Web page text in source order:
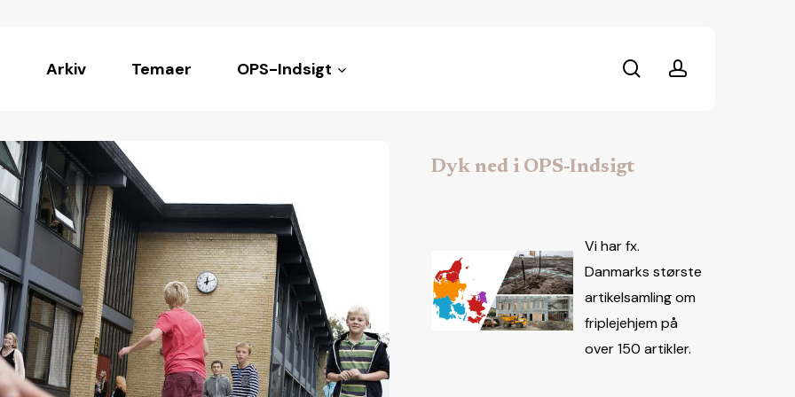
Arkiv Temaer OPS-Indsigt searchaccount
Dyk ned i OPS-Indsigt
Vi har fx.
Danmarks største
artikelsamling om
friplejehjem på
over 150 artikler.